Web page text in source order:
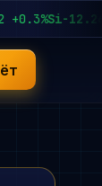
Si-12.26 92